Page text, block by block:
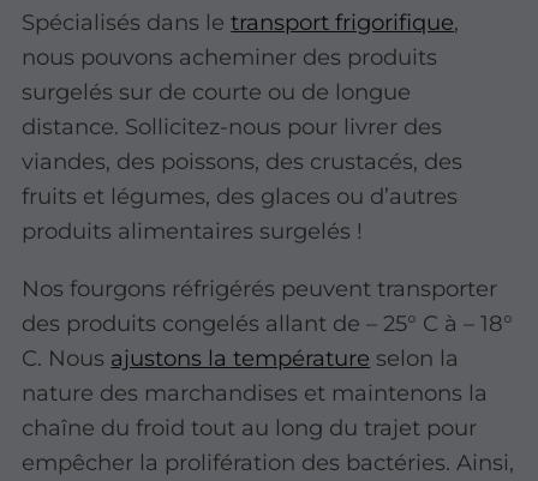
Spécialisés dans letransport frigorifique,
nous pouvons acheminer des produits
surgelés sur de courte ou de longue
distance. Sollicitez-nous pour livrer des
viandes, des poissons, des crustacés, des
fruits et légumes, des glaces ou d’autres
produits alimentaires surgelés !
Nos fourgons réfrigérés peuvent transporter
des produits congelés allant de – 25° C à – 18°
C. Nous ajustons la température selon la
nature des marchandises et maintenons la
chaîne du froid tout au long du trajet pour
empêcher la prolifération des bactéries. Ainsi,